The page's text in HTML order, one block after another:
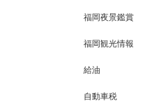
福岡夜景鑑賞
福岡観光情報
給油
自動車税